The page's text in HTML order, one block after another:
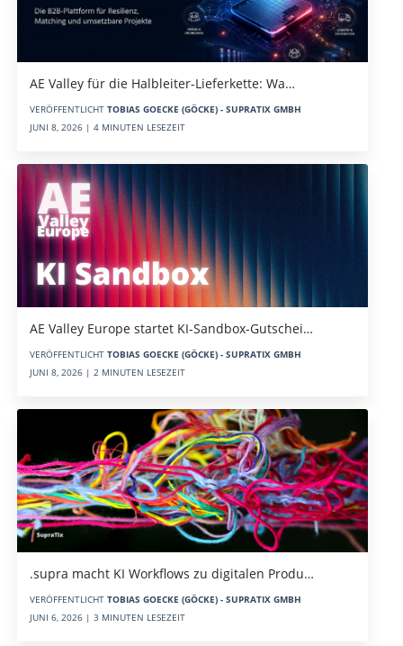
AE Valley für die Halbleiter-Lieferkette: Wa…
VERÖFFENTLICHT TOBIAS GOECKE (GÖCKE) - SUPRATIX GMBH
JUNI 8, 2026 | 4 MINUTEN LESEZEIT
AE Valley Europe startet KI-Sandbox-Gutschei…
VERÖFFENTLICHT TOBIAS GOECKE (GÖCKE) - SUPRATIX GMBH
JUNI 8, 2026 | 2 MINUTEN LESEZEIT
.supra macht KI Workflows zu digitalen Produ…
VERÖFFENTLICHT TOBIAS GOECKE (GÖCKE) - SUPRATIX GMBH
JUNI 6, 2026 | 3 MINUTEN LESEZEIT